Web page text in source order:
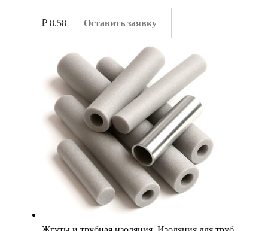
₽ 8.58 Оставить заявку